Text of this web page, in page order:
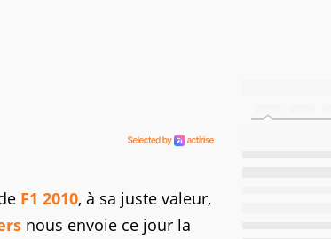
F1 2010, à sa juste valeur,
nous envoie ce jour la